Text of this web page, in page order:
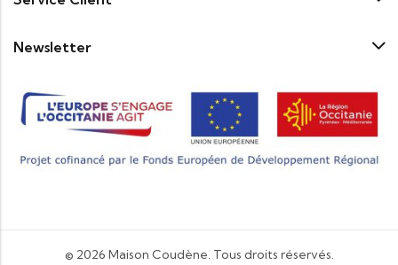
Newsletter
© 2026 Maison Coudène. Tous droits réservés.